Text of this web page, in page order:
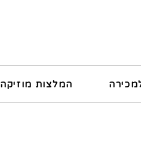
המלצות מוזיקה